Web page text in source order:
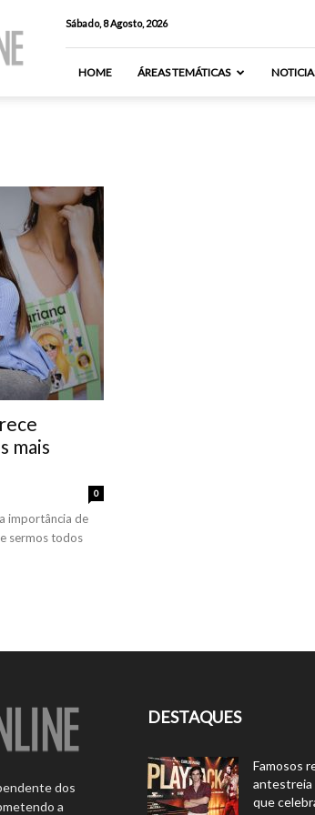
Sábado, 8 Agosto, 2026
HOME ÁREAS TEMÁTICAS
mais
0
importância de
sermos todos
dos
a
DESTAQUES
Famosos
antestreia
que